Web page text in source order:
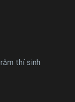
thí sinh